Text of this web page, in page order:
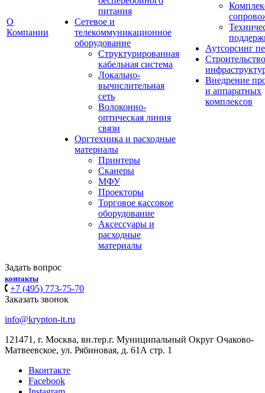
О
Компании
питания
Сетевое и
телекоммуникационное
оборудование
Структурированная
кабельная система
Локально-
вычислительная
сеть
Волоконно-
оптическая линия
связи
Оргтехника и расходные
материалы
Принтеры
Сканеры
МФУ
Проекторы
Торговое кассовое
оборудование
Аксессуары и
расходные
материалы
Аутсорсинг
Внедрение
и аппаратных
комплексов
Задать вопрос
контакты
+7 (495) 773-75-70
Заказать звонок
info@krypton-it.ru
121471, г. Москва, вн.тер.г. Муниципальный Округ Очаково-
Матвеевское, ул. Рябиновая, д. 61А стр. 1
Вконтакте
Facebook